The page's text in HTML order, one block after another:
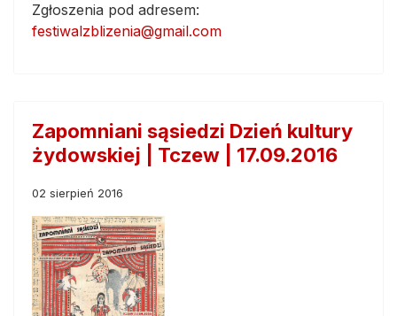
Zgłoszenia pod adresem:
festiwalzblizenia@gmail.com
Zapomniani sąsiedzi Dzień kultury
żydowskiej | Tczew | 17.09.2016
02 sierpień 2016